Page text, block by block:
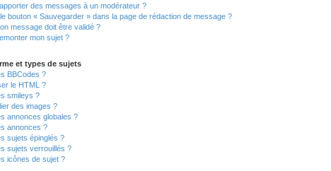
des messages à un modérateur ?
bouton « Sauvegarder » dans la page de rédaction de message ?
message doit être validé ?
mon sujet ?
et types de sujets
BBCodes ?
le HTML ?
smileys ?
des images ?
annonces globales ?
annonces ?
sujets épinglés ?
sujets verrouillés ?
icônes de sujet ?